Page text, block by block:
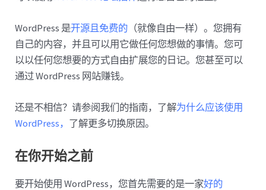
WordPress 是开源且免费的 （就像自由一样）。您拥有
自己的内容，并且可以用它做任何您想做的事情。您可
以以任何您想要的方式自由扩展您的日记。您甚至可以
通过 WordPress 网站赚钱。
还是不相信？请参阅我们的指南，了解为什么应该使用
WordPress， 了解更多切换原因。
在你开始之前
要开始使用 WordPress，您首先需要的是一家好的